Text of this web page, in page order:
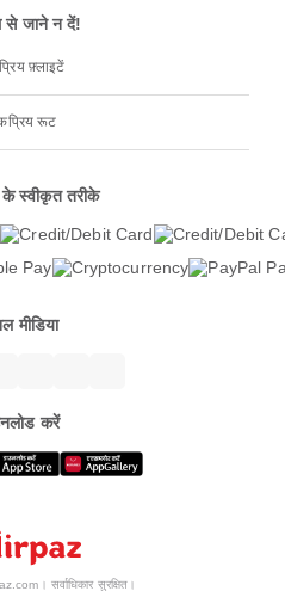
से जाने न दें!
फ़्लाइटें
रूट
स्वीकृत तरीके
मीडिया
करें
सर्वाधिकार सुरक्षित।